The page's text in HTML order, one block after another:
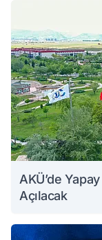
AKÜ’de
Açılacak